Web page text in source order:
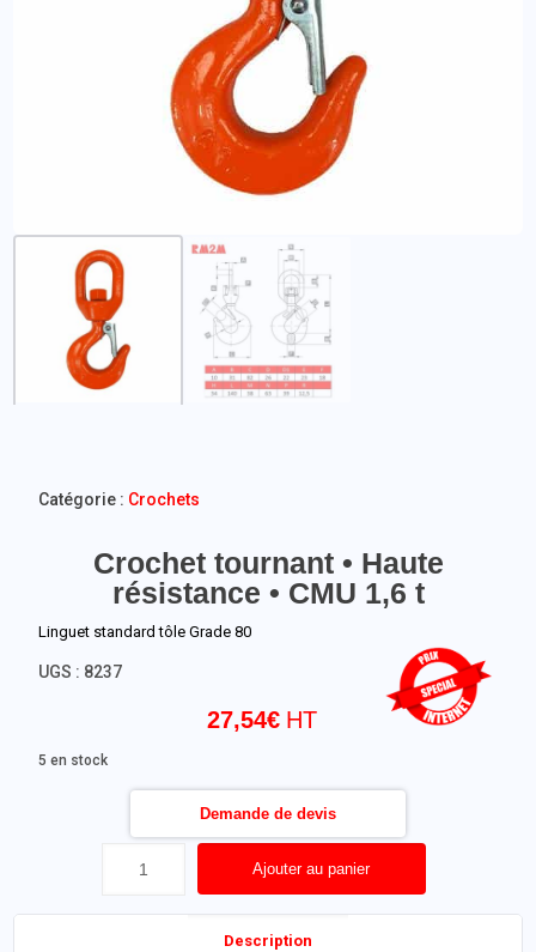
Crochet tournant • Haute
résistance • CMU 1,6 t
27,54€
Linguet standard tôle Grade 80
5 en stock
Ajouter au panier
Demande de devis
UGS : 8237
Catégorie : Crochets
Description